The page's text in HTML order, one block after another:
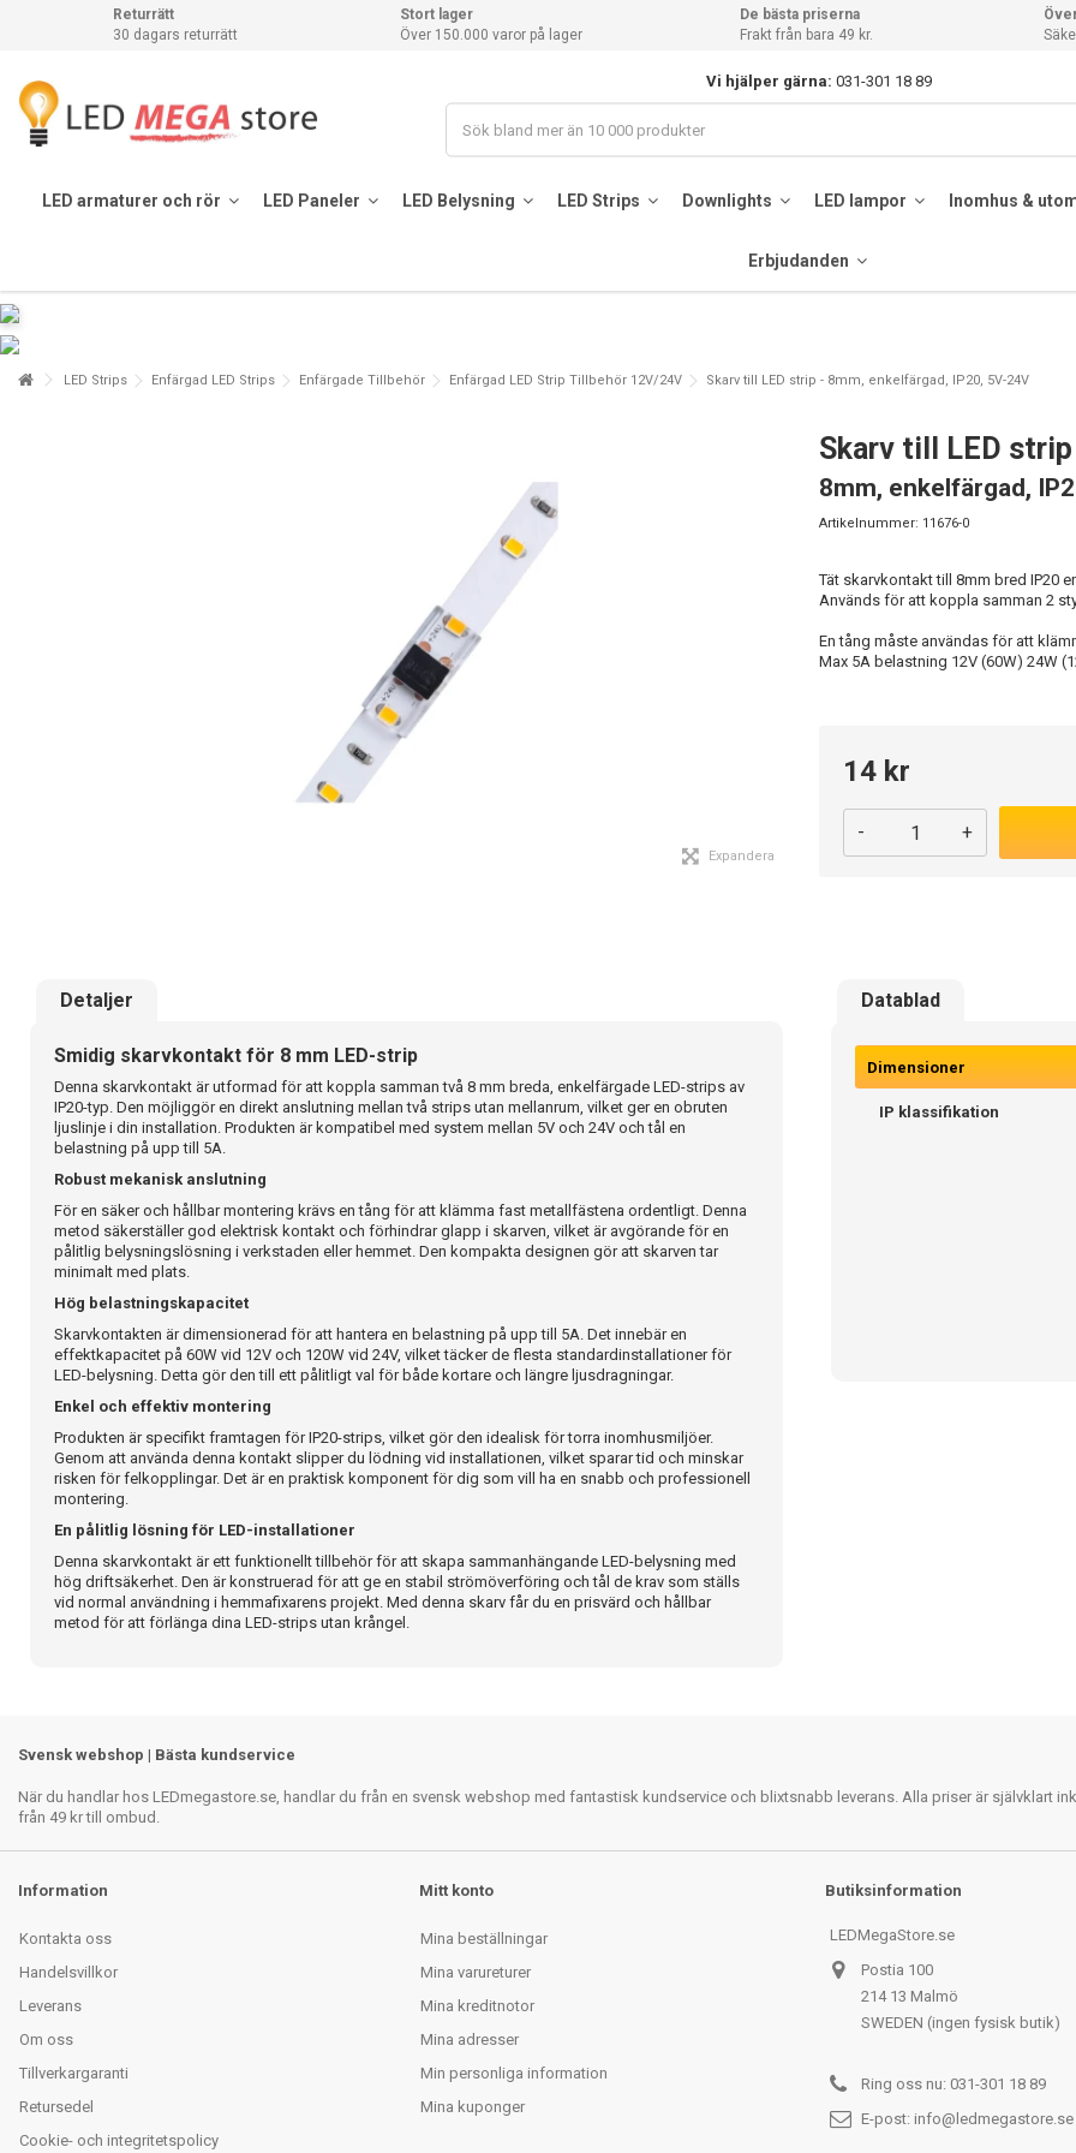
Returrätt
30 dagars returrätt
Stort lager
Över 150.000 varor på lager
De bästa priserna
Frakt från bara 49 kr.
Vi hjälper gärna: 031-301 18 89
LED armaturer och rör LED Paneler LED Belysning LED Strips Downlights LED lampor Inomhus &
Erbjudanden
LED Strips Enfärgad LED Strips Enfärgade Tillbehör Enfärgad LED Strip Tillbehör 12V/24V Skarv till LED strip - 8mm, enkelfärgad, IP20, 5V-24V
Expandera
Skarv till LED strip
8mm, enkelfärgad,
Artikelnummer: 11676-0
Tät skarvkontakt till 8mm bred IP20
Används för att koppla samman 2
En tång måste användas för att
Max 5A belastning 12V (60W) 24W
14 kr
- +
Detaljer Datablad
Smidig skarvkontakt för 8 mm LED-strip
Denna skarvkontakt är utformad för att koppla samman två 8 mm breda, enkelfärgade LED-strips av
IP20-typ. Den möjliggör en direkt anslutning mellan två strips utan mellanrum, vilket ger en obruten
ljuslinje i din installation. Produkten är kompatibel med system mellan 5V och 24V och tål en
belastning på upp till 5A.
Robust mekanisk anslutning
För en säker och hållbar montering krävs en tång för att klämma fast metallfästena ordentligt. Denna
metod säkerställer god elektrisk kontakt och förhindrar glapp i skarven, vilket är avgörande för en
pålitlig belysningslösning i verkstaden eller hemmet. Den kompakta designen gör att skarven tar
minimalt med plats.
Hög belastningskapacitet
Skarvkontakten är dimensionerad för att hantera en belastning på upp till 5A. Det innebär en
effektkapacitet på 60W vid 12V och 120W vid 24V, vilket täcker de flesta standardinstallationer för
LED-belysning. Detta gör den till ett pålitligt val för både kortare och längre ljusdragningar.
Enkel och effektiv montering
Produkten är specifikt framtagen för IP20-strips, vilket gör den idealisk för torra inomhusmiljöer.
Genom att använda denna kontakt slipper du lödning vid installationen, vilket sparar tid och minskar
risken för felkopplingar. Det är en praktisk komponent för dig som vill ha en snabb och professionell
montering.
En pålitlig lösning för LED-installationer
Denna skarvkontakt är ett funktionellt tillbehör för att skapa sammanhängande LED-belysning med
hög driftsäkerhet. Den är konstruerad för att ge en stabil strömöverföring och tål de krav som ställs
vid normal användning i hemmafixarens projekt. Med denna skarv får du en prisvärd och hållbar
metod för att förlänga dina LED-strips utan krångel.
Dimensioner
IP klassifikation
Svensk webshop | Bästa kundservice
När du handlar hos LEDmegastore.se, handlar du från en svensk webshop med fantastisk kundservice och blixtsnabb leverans. Alla priser är självklart
från 49 kr till ombud.
Information
Kontakta oss
Handelsvillkor
Leverans
Om oss
Tillverkargaranti
Retursedel
Cookie- och integritetspolicy
Mitt konto
Mina beställningar
Mina varureturer
Mina kreditnotor
Mina adresser
Min personliga information
Mina kuponger
Butiksinformation
LEDMegaStore.se
Postia 100
214 13 Malmö
SWEDEN (ingen fysisk butik)
Ring oss nu: 031-301 18 89
E-post: info@ledmegastore.se